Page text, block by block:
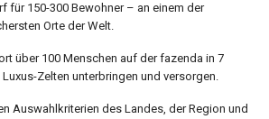
für 150-300 Bewohner – an einem der
Orte der Welt.
über 100 Menschen auf der fazenda in 7
Zelten unterbringen und versorgen.
Auswahlkriterien des Landes, der Region und